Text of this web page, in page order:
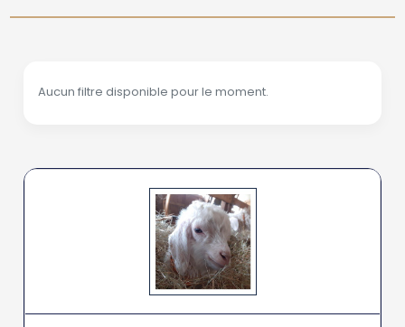
Aucun filtre disponible pour le moment.